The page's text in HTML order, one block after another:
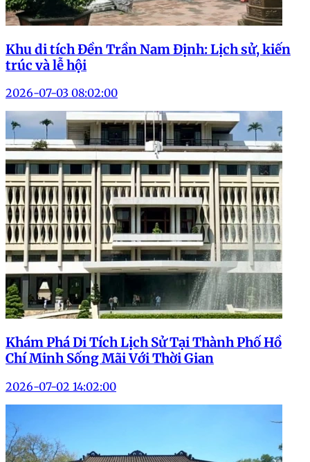
Khu di tích Đền Trần Nam Định: Lịch sử, kiến
trúc và lễ hội
2026-07-03 08:02:00
Khám Phá Di Tích Lịch Sử Tại Thành Phố Hồ
Chí Minh Sống Mãi Với Thời Gian
2026-07-02 14:02:00